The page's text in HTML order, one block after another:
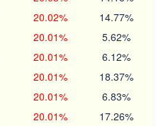
20.02% 14.77%
20.01% 5.62%
20.01% 6.12%
20.01% 18.37%
20.01% 6.83%
20.01% 17.26%